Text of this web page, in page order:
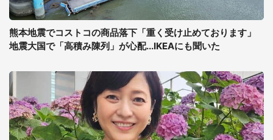
熊本地震でコストコの商品落下「重く受け止めております」
地震大国で「高積み陳列」が心配...IKEAにも聞いた